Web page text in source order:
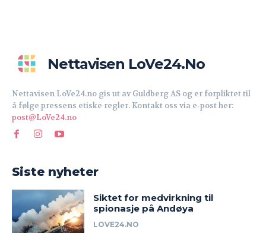
Nettavisen LoVe24.no
Nettavisen LoVe24.no gis ut av Guldberg AS og er forpliktet til
å følge pressens etiske regler. Kontakt oss via e-post her:
post@LoVe24.no
Siste nyheter
Siktet for medvirkning til
spionasje på Andøya
LOVE24.NO